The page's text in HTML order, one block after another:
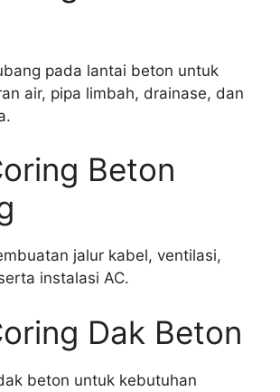
pada lantai beton untuk
air, pipa limbah, drainase, dan
Beton
jalur kabel, ventilasi,
instalasi AC.
Dak Beton
beton untuk kebutuhan